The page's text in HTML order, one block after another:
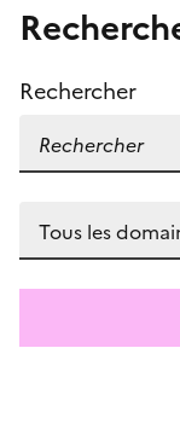
Rechercher